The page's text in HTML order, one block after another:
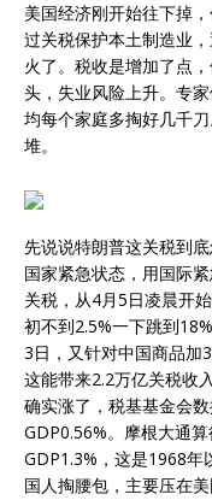
美国经济刚开始往下掉
过关税保护本土制造业
火了。税收是增加了点
头，失业风险上升。专
均每个家庭多掏好几千
堆。
先说说特朗普这关税到
国家紧急状态，用国际
关税，从4月5日凌晨开
初不到2.5%一下跳到
3日，又针对中国商品加
这能带来2.2万亿关税收
确实涨了，税基基金会
GDP0.56%。摩根大通
GDP1.3%，这是1968年
国人掏腰包，主要压在美